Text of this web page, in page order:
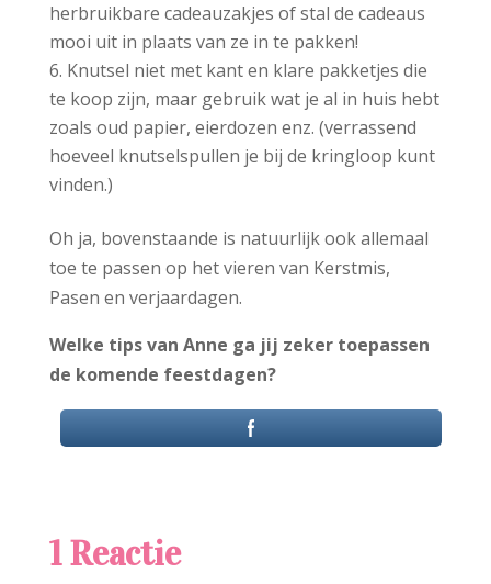
herbruikbare cadeauzakjes of stal de cadeaus
mooi uit in plaats van ze in te pakken!
Knutsel niet met kant en klare pakketjes die
te koop zijn, maar gebruik wat je al in huis hebt
zoals oud papier, eierdozen enz. (verrassend
hoeveel knutselspullen je bij de kringloop kunt
vinden.)
Oh ja, bovenstaande is natuurlijk ook allemaal
toe te passen op het vieren van Kerstmis,
Pasen en verjaardagen.
Welke tips van Anne ga jij zeker toepassen
de komende feestdagen?
1 Reactie